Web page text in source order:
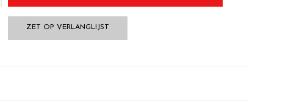
ZET OP VERLANGLIJST